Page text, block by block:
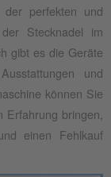
perfekten und
Stecknadel im
gibt es die Geräte
und
können Sie
bringen,
einen Fehlkauf